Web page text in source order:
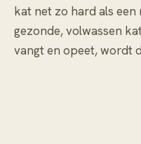
kat net zo hard als een
gezonde, volwassen
vangt en opeet, wordt